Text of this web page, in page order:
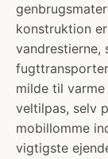
konstruktion
vandrestierne,
milde til
veltilpas, selv
mobillomme
vigtigste